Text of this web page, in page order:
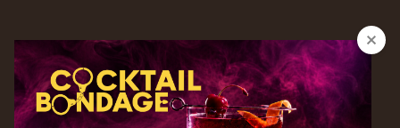
CONTACTOS
+351 291 205 700*